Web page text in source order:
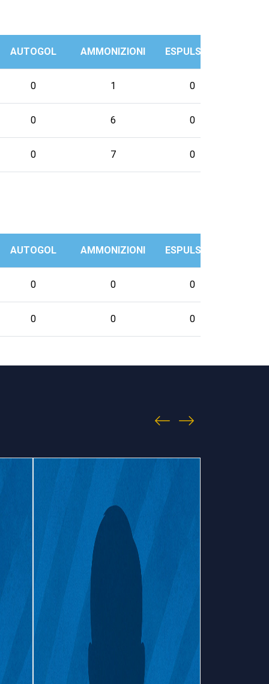
AUTOGOL AMMONIZIONI ESPULSIONI
0 1 0
0 6 0
0 7 0
AUTOGOL AMMONIZIONI ESPULSIONI
0 0 0
0 0 0